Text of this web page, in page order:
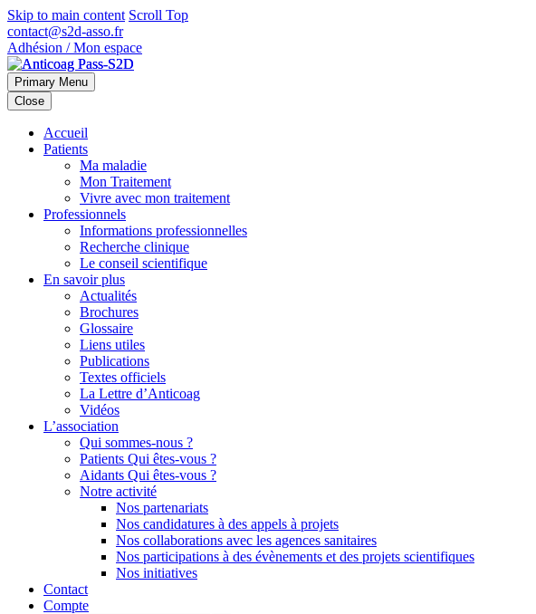
Skip to main content Scroll Top
contact@s2d-asso.fr
Adhésion / Mon espace
Primary Menu
Close
Accueil
Patients
Ma maladie
Mon Traitement
Vivre avec mon traitement
Professionnels
Informations professionnelles
Recherche clinique
Le conseil scientifique
En savoir plus
Actualités
Brochures
Glossaire
Liens utiles
Publications
Textes officiels
La Lettre d’Anticoag
Vidéos
L’association
Qui sommes-nous ?
Patients Qui êtes-vous ?
Aidants Qui êtes-vous ?
Notre activité
Nos partenariats
Nos candidatures à des appels à projets
Nos collaborations avec les agences sanitaires
Nos participations à des évènements et des projets scientifiques
Nos initiatives
Contact
Compte